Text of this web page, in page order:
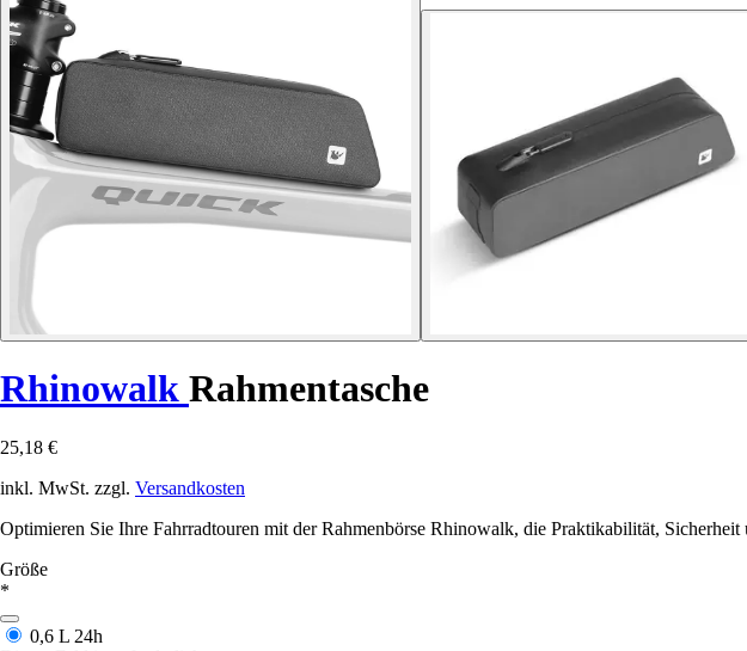
Rhinowalk Rahmentasche
25,18 €
inkl. MwSt. zzgl. Versandkosten
Optimieren Sie Ihre Fahrradtouren mit der Rahmenbörse Rhinowalk, die Praktikabilität,
Größe
*
0,6 L 24h